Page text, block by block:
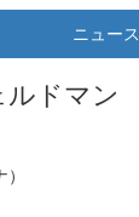
ニュース
ドマン